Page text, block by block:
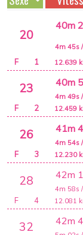
20
40m
4m 45s
12.639
F 1
23 40m
4m 49s
12.459
F 2
26 41m
4m 54s
12.230
F 3
28 42m
4m 58s
12.081
F 4
32 42m